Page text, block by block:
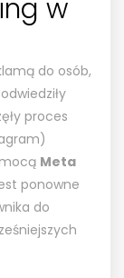
w
do osób,
proces
Meta
ponowne
do